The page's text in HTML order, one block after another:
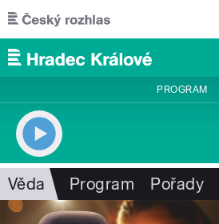
Přejít k hlavnímu obsahu
PROGRAM
Věda Program Pořady